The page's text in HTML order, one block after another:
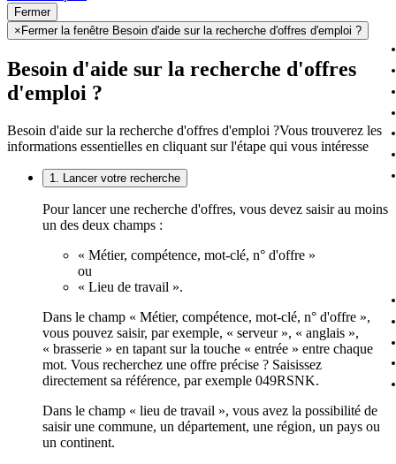
Fermer
× Fermer la fenêtre Besoin d'aide sur la recherche d'offres d'emploi ?
Besoin d'aide sur la recherche d'offres
d'emploi ?
Besoin d'aide sur la recherche d'offres d'emploi ?Vous trouverez les
informations essentielles en cliquant sur l'étape qui vous intéresse
1. Lancer votre recherche
Pour lancer une recherche d'offres, vous devez saisir au moins
un des deux champs :
« Métier, compétence, mot-clé, n° d'offre »
ou
« Lieu de travail ».
Dans le champ « Métier, compétence, mot-clé, n° d'offre »,
vous pouvez saisir, par exemple, « serveur », « anglais »,
« brasserie » en tapant sur la touche « entrée » entre chaque
mot. Vous recherchez une offre précise ? Saisissez
directement sa référence, par exemple 049RSNK.
Dans le champ « lieu de travail », vous avez la possibilité de
saisir une commune, un département, une région, un pays ou
un continent.